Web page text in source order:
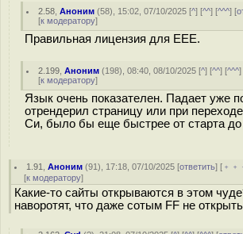
2.58 ,Аноним (58), 15:02, 07/10/2025 [^] [^^] [^^^] [
[к модератору]
Правильная лицензия для EEE.
2.199 ,Аноним (198), 08:40, 08/10/2025 [^] [^^] [^^^]
[к модератору]
Язык очень показателен. Падает уже
отрендерил страницу или при
Си, было бы еще быстрее от старта до
1.91 ,Аноним (91), 17:18, 07/10/2025 [ответить] [
[к модератору]
Какие-то сайты открываются в этом
наворотят, что даже сотым FF не